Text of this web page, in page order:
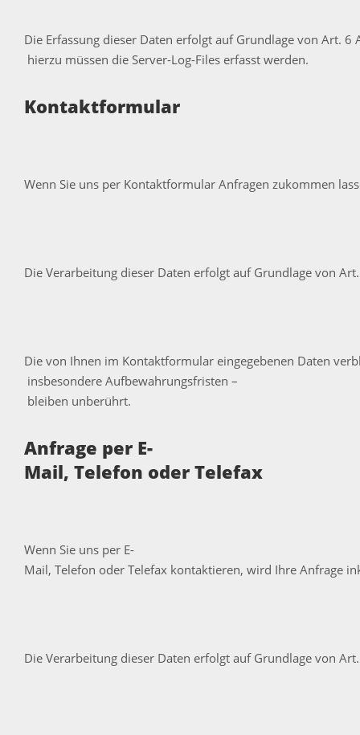
Die Erfassung dieser Daten erfolgt auf Grundlage von Art.
hierzu müssen die Server-Log-Files erfasst werden.
Kontaktformular
Wenn Sie uns per Kontaktformular Anfragen zukommen
Die Verarbeitung dieser Daten erfolgt auf Grundlage von
Die von Ihnen im Kontaktformular eingegebenen Daten
insbesondere Aufbewahrungsfristen –
bleiben unberührt.
Anfrage per E-
Mail, Telefon oder Telefax
Wenn Sie uns per E-
Mail, Telefon oder Telefax kontaktieren, wird Ihre Anfrage
Die Verarbeitung dieser Daten erfolgt auf Grundlage von